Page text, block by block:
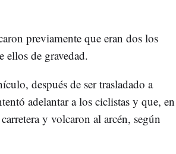
previamente que eran dos los
ellos de gravedad.
después de ser trasladado a
adelantar a los ciclistas y que, en
y volcaron al arcén, según